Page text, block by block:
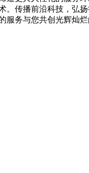
。传播前沿科技，弘
服务与您共创光辉灿